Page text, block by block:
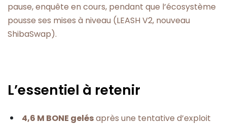
pause, enquête en cours, pendant que l’écosystème
pousse ses mises à niveau (LEASH V2, nouveau
ShibaSwap).
L’essentiel à retenir
4,6 M BONE gelésaprès une tentative d’exploit